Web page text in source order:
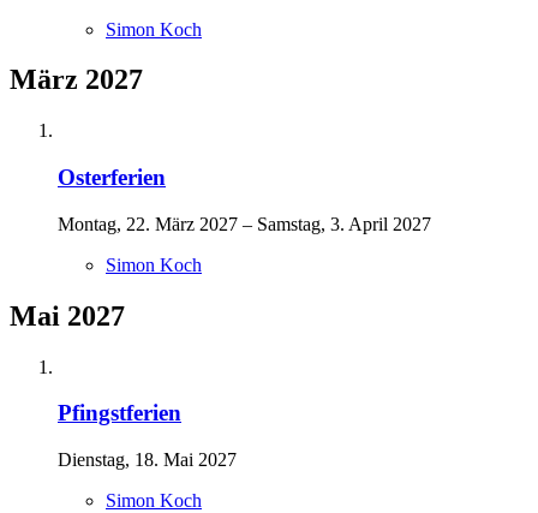
Simon Koch
März 2027
Osterferien
Montag, 22. März 2027 – Samstag, 3. April 2027
Simon Koch
Mai 2027
Pfingstferien
Dienstag, 18. Mai 2027
Simon Koch